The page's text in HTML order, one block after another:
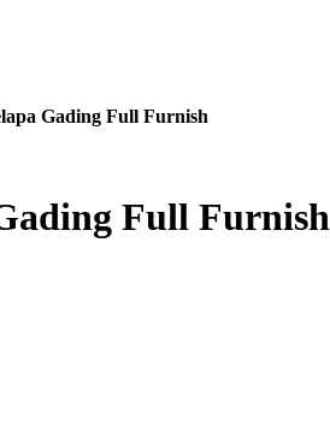
Gading Full Furnish
Full Furnish